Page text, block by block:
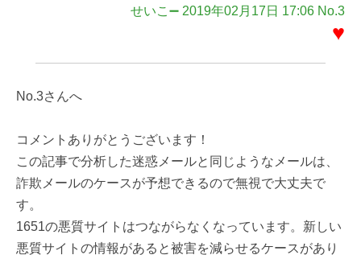
せいこ➖ 2019年02月17日 17:06 No.3
♥
No.3さんへ
コメントありがとうございます！
この記事で分析した迷惑メールと同じようなメールは、
詐欺メールのケースが予想できるので無視で大丈夫で
す。
1651の悪質サイトはつながらなくなっています。新しい
悪質サイトの情報があると被害を減らせるケースがあり